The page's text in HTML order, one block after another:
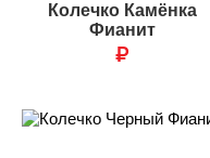
Колечко Камёнка
Фианит
₽